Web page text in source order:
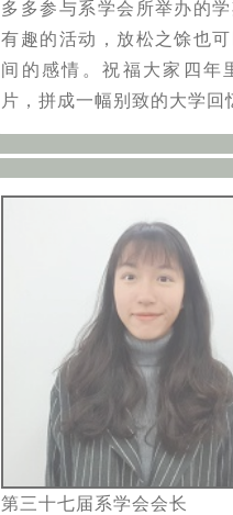
多多参与系学会所举办的
有趣的活动，放松之馀也
间的感情。祝福大家四年
片，拼成一幅别致的大学回
第三十七届系学会会长